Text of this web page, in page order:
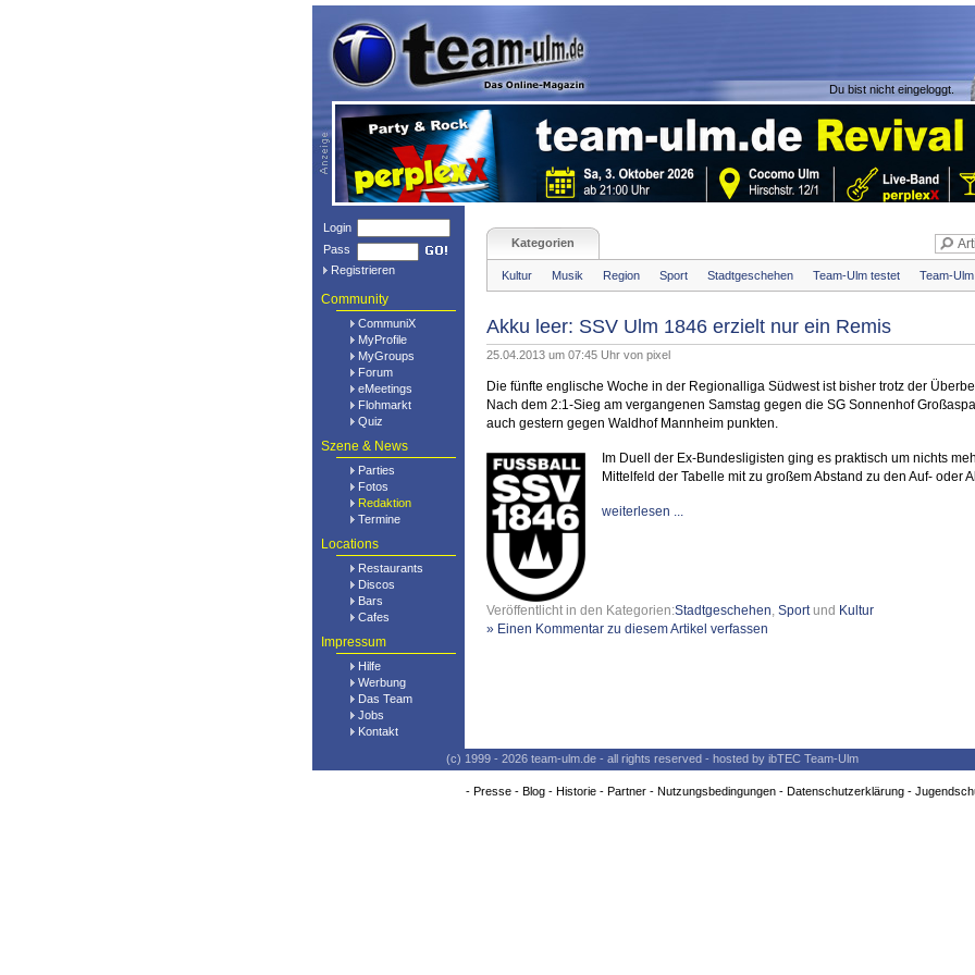
Du bist nicht eingeloggt.
Login
Pass
Registrieren
Community
CommuniX
MyProfile
MyGroups
Forum
eMeetings
Flohmarkt
Quiz
Szene & News
Parties
Fotos
Redaktion
Termine
Locations
Restaurants
Discos
Bars
Cafes
Impressum
Hilfe
Werbung
Das Team
Jobs
Kontakt
Kategorien
Kultur Musik Region Sport Stadtgeschehen Team-Ulm testet Team-
Akku leer: SSV Ulm 1846 erzielt nur ein Remis
25.04.2013 um 07:45 Uhr von pixel
Die fünfte englische Woche in der Regionalliga Südwest ist bisher trotz der
Nach dem 2:1-Sieg am vergangenen Samstag gegen die SG Sonnenhof
auch gestern gegen Waldhof Mannheim punkten.
Im Duell der Ex-Bundesligisten ging es praktisch um nichts
Mittelfeld der Tabelle mit zu großem Abstand zu den Auf- oder
weiterlesen ...
Veröffentlicht in den Kategorien:Stadtgeschehen, Sportund Kultur
» Einen Kommentar zu diesem Artikel verfassen
(c) 1999 - 2026 team-ulm.de - all rights reserved - hosted by ibTEC Team-Ulm
- Presse- Blog- Historie- Partner- Nutzungsbedingungen- Datenschutzerklärung-